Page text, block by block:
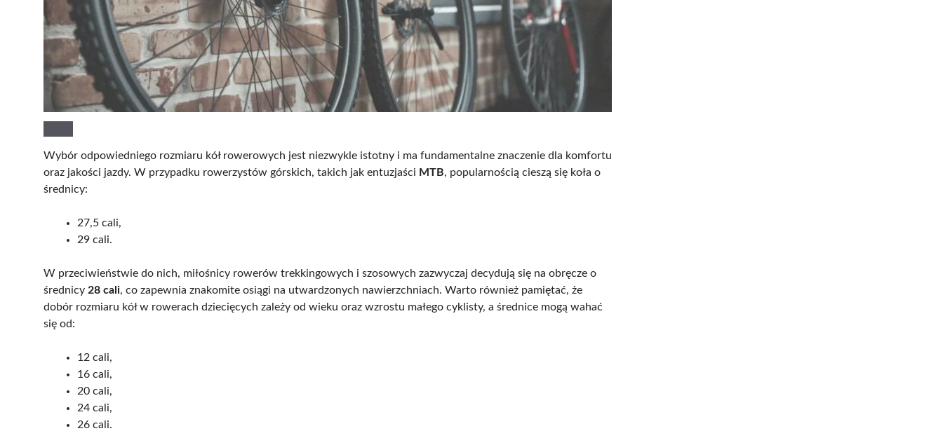
Wybór odpowiedniego rozmiaru kół rowerowych jest niezwykle istotny i ma fundamentalne znaczenie dla komfortu
oraz jakości jazdy. W przypadku rowerzystów górskich, takich jak entuzjaści MTB, popularnością cieszą się koła o
średnicy:
27,5 cali,
29 cali.
W przeciwieństwie do nich, miłośnicy rowerów trekkingowych i szosowych zazwyczaj decydują się na obręcze o
średnicy 28 cali, co zapewnia znakomite osiągi na utwardzonych nawierzchniach. Warto również pamiętać, że
dobór rozmiaru kół w rowerach dziecięcych zależy od wieku oraz wzrostu małego cyklisty, a średnice mogą wahać
się od:
12 cali,
16 cali,
20 cali,
24 cali,
26 cali.